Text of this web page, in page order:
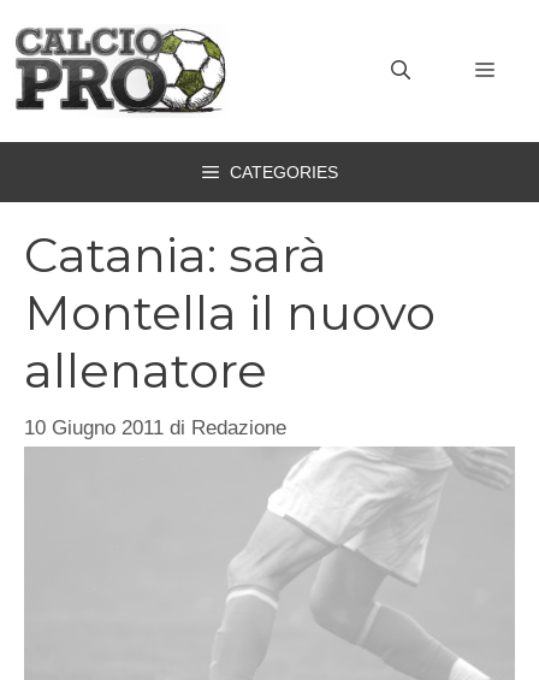
contenuto
CATEGORIES
Catania: sarà
Montella il nuovo
allenatore
10 Giugno 2011 di Redazione